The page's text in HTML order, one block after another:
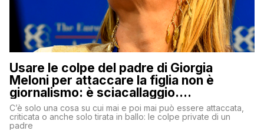
Usare le colpe del padre di Giorgia
Meloni per attaccare la figlia non è
giornalismo: è sciacallaggio.
Dimostriamo di essere diversi
C’è solo una cosa su cui mai e poi mai può essere attaccata,
criticata o anche solo tirata in ballo: le colpe private di un
padre